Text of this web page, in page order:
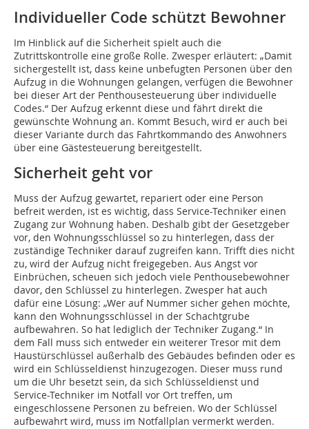
Individueller Code schützt Bewohner
Im Hinblick auf die Sicherheit spielt auch die
Zutrittskontrolle eine große Rolle. Zwesper erläutert: „Damit
sichergestellt ist, dass keine unbefugten Personen über den
Aufzug in die Wohnungen gelangen, verfügen die Bewohner
bei dieser Art der Penthousesteuerung über individuelle
Codes.“ Der Aufzug erkennt diese und fährt direkt die
gewünschte Wohnung an. Kommt Besuch, wird er auch bei
dieser Variante durch das Fahrtkommando des Anwohners
über eine Gästesteuerung bereitgestellt.
Sicherheit geht vor
Muss der Aufzug gewartet, repariert oder eine Person
befreit werden, ist es wichtig, dass Service-Techniker einen
Zugang zur Wohnung haben. Deshalb gibt der Gesetzgeber
vor, den Wohnungsschlüssel so zu hinterlegen, dass der
zuständige Techniker darauf zugreifen kann. Trifft dies nicht
zu, wird der Aufzug nicht freigegeben. Aus Angst vor
Einbrüchen, scheuen sich jedoch viele Penthousebewohner
davor, den Schlüssel zu hinterlegen. Zwesper hat auch
dafür eine Lösung: „Wer auf Nummer sicher gehen möchte,
kann den Wohnungsschlüssel in der Schachtgrube
aufbewahren. So hat lediglich der Techniker Zugang.“ In
dem Fall muss sich entweder ein weiterer Tresor mit dem
Haustürschlüssel außerhalb des Gebäudes befinden oder es
wird ein Schlüsseldienst hinzugezogen. Dieser muss rund
um die Uhr besetzt sein, da sich Schlüsseldienst und
Service-Techniker im Notfall vor Ort treffen, um
eingeschlossene Personen zu befreien. Wo der Schlüssel
aufbewahrt wird, muss im Notfallplan vermerkt werden.